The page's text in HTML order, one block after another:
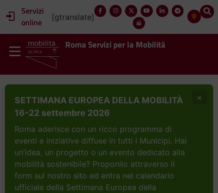
Servizi
online
[gtranslate]
Roma Servizi per la Mobilità
SETTIMANA EUROPEA DELLA MOBILITÀ
16-22 settembre 2026
Roma aderisce con un ricco programma di
eventi e iniziative diffuse in tutti i Municipi. Hai
un’idea, un progetto o un evento dedicato alla
mobilità sostenibile? Proponilo attraverso il
form sul nostro sito ed entra nel calendario
ufficiale della Settimana Europea della
×